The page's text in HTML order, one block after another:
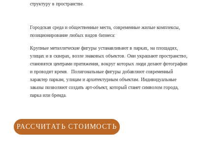
структуру в пространстве.
Городская среда и общественные места, современные жилые комплексы,
позиционирование любых видов бизнеса:
Крупные металлические фигуры устанавливают в парках, на площадях,
улицах и в скверах, возле знаковых объектов. Они украшают пространство,
становятся центрами притяжения, вокруг которых люди делают фотографии
и проводят время.
Полигональные фигуры добавляют современный
характер паркам, улицам и архитектурным объектам. Индивидуальные
заказы позволяют создать арт-объект, который станет символом города,
парка или бренда.
РАССЧИТАТЬ СТОИМОСТЬ